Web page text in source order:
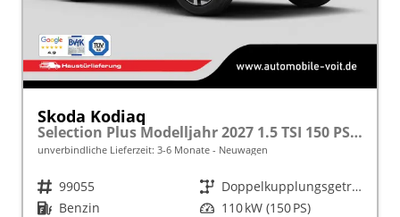
Skoda Kodiaq
Selection Plus Modelljahr 2027 1.5 TSI 150 PS DSG TEMPOMAT/R.KAMERA/SHZ/LED/LENKRADHEIZUNG frei konfigurierbar!
unverbindliche Lieferzeit: 3-6 Monate Neuwagen
Fahrzeugnr. 99055 Getriebe
Doppelkupplungsgetriebe (DSG)
Kraftstoff Benzin Leistung 110 kW (150 PS)